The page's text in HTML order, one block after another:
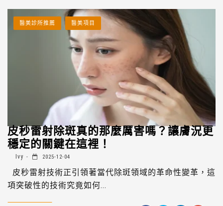
醫美診所推薦 醫美項目
皮秒雷射除斑真的那麼厲害嗎？讓膚況更
穩定的關鍵在這裡！
Ivy 2025-12-04
皮秒雷射技術正引領著當代除斑領域的革命性變革，這
項突破性的技術究竟如何...